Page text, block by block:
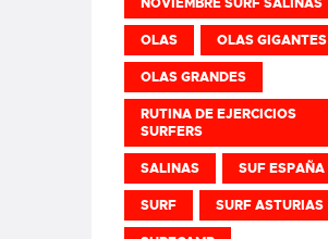
OLAS OLAS GIGANTES
OLAS GRANDES
RUTINA DE EJERCICIOS
SURFERS
SALINAS SUF ESPAÑA
SURF SURF ASTURIAS